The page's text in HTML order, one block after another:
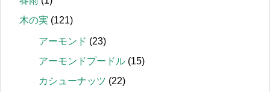
木の実 (121)
アーモンド (23)
アーモンドプードル (15)
カシューナッツ (22)